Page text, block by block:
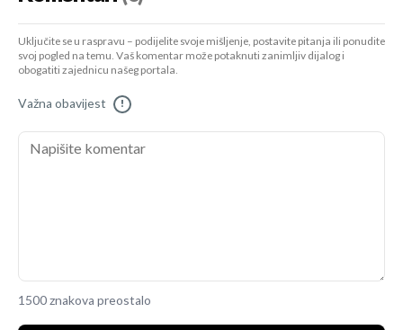
Uključite se u raspravu – podijelite svoje mišljenje, postavite pitanja ili ponudite
svoj pogled na temu. Vaš komentar može potaknuti zanimljiv dijalog i
obogatiti zajednicu našeg portala.
Važna obavijest !
1500 znakova preostalo